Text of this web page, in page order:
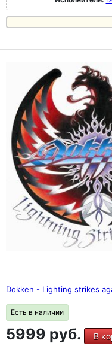
Dokken - Lighting strikes
Есть в наличии
5999 руб. В